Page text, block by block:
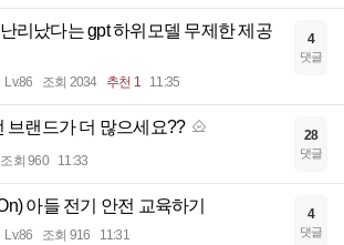
리났다는 gpt 하위모델 무제한 제공
Lv.86 조회 2034 추천 1 11:35
4
댓글
브랜드가 더 많으세요??
조회 960 11:33
28
댓글
아들 전기 안전 교육하기
Lv.86 조회 916 11:31
4
댓글